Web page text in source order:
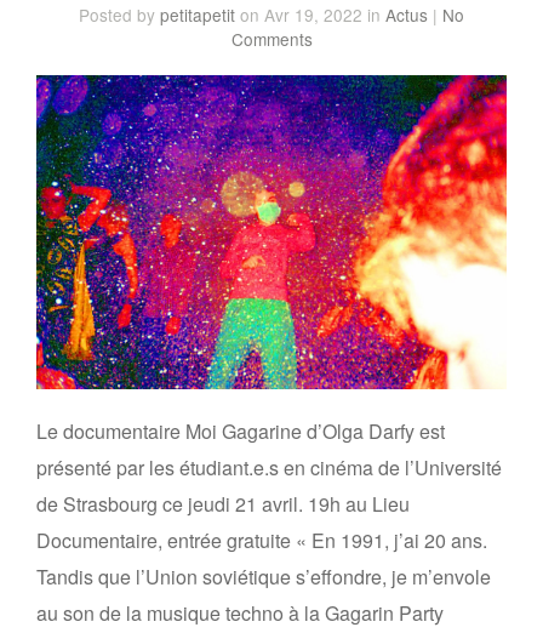
Posted by petitapetit on Avr 19, 2022 in Actus | No
Comments
Le documentaire Moi Gagarine d’Olga Darfy est
présenté par les étudiant.e.s en cinéma de l’Université
de Strasbourg ce jeudi 21 avril. 19h au Lieu
Documentaire, entrée gratuite « En 1991, j’ai 20 ans.
Tandis que l’Union soviétique s’effondre, je m’envole
au son de la musique techno à la Gagarin Party